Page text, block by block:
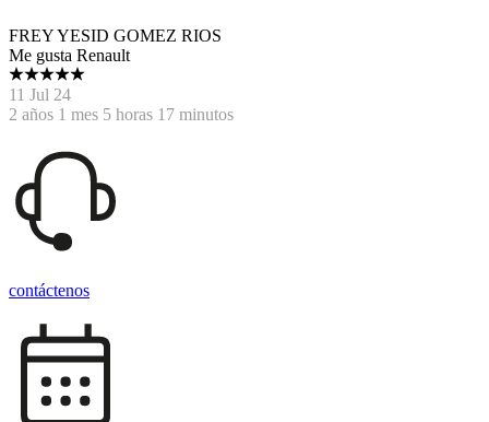
FREY YESID GOMEZ RIOS
Me gusta Renault
11 Jul 24
2 años 1 mes 5 horas 17 minutos
contáctenos